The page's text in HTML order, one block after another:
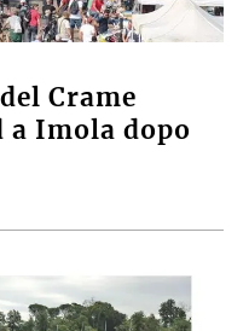
Crame
a Imola dopo